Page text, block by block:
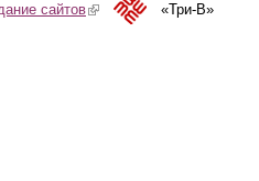
сайтов(link is external)«Три-В»